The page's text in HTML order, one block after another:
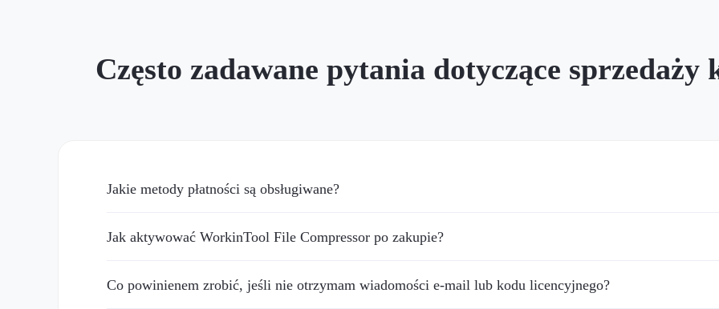
Często zadawane pytania dotyczące
Jakie metody płatności są obsługiwane?
Jak aktywować WorkinTool File Compressor po zakupie?
Co powinienem zrobić, jeśli nie otrzymam wiadomości e-mail lub kodu licencyjnego?